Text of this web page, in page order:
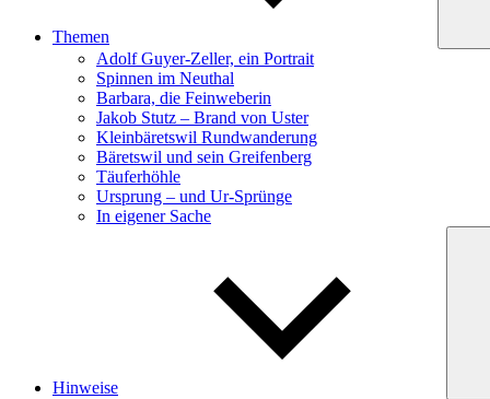
Themen
Adolf Guyer-Zeller, ein Portrait
Spinnen im Neuthal
Barbara, die Feinweberin
Jakob Stutz – Brand von Uster
Kleinbäretswil Rundwanderung
Bäretswil und sein Greifenberg
Täuferhöhle
Ursprung – und Ur-Sprünge
In eigener Sache
Hinweise